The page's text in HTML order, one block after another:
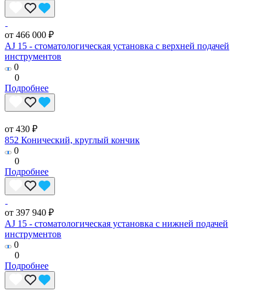
от 466 000 ₽
AJ 15 - стоматологическая установка с верхней подачей
инструментов
0
0
Подробнее
от 430 ₽
852 Конический, круглый кончик
0
0
Подробнее
от 397 940 ₽
AJ 15 - стоматологическая установка с нижней подачей
инструментов
0
0
Подробнее